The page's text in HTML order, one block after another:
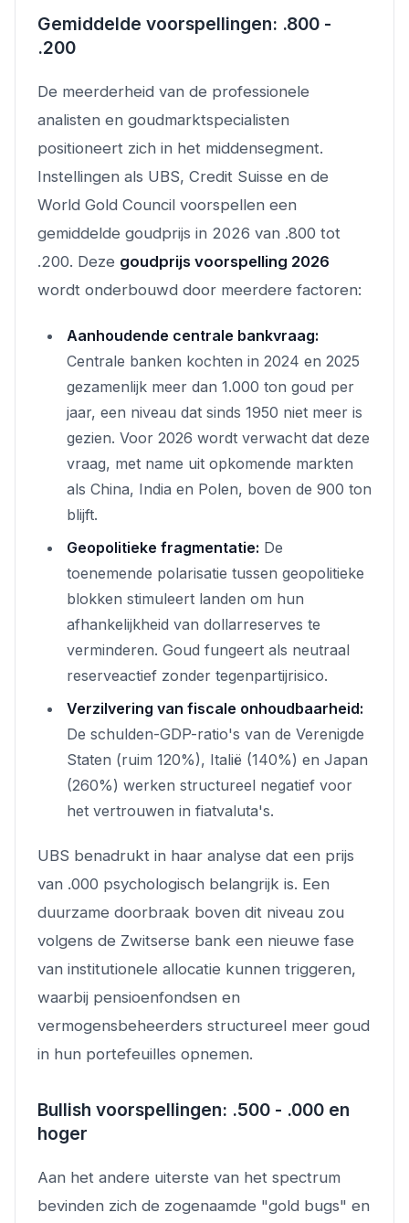
Gemiddelde voorspellingen: .800 -
.200
De meerderheid van de professionele
analisten en goudmarktspecialisten
positioneert zich in het middensegment.
Instellingen als UBS, Credit Suisse en de
World Gold Council voorspellen een
gemiddelde goudprijs in 2026 van .800 tot
.200. Deze goudprijs voorspelling 2026
wordt onderbouwd door meerdere factoren:
Aanhoudende centrale bankvraag:
Centrale banken kochten in 2024 en 2025
gezamenlijk meer dan 1.000 ton goud per
jaar, een niveau dat sinds 1950 niet meer is
gezien. Voor 2026 wordt verwacht dat deze
vraag, met name uit opkomende markten
als China, India en Polen, boven de 900 ton
blijft.
Geopolitieke fragmentatie: De
toenemende polarisatie tussen geopolitieke
blokken stimuleert landen om hun
afhankelijkheid van dollarreserves te
verminderen. Goud fungeert als neutraal
reserveactief zonder tegenpartijrisico.
Verzilvering van fiscale onhoudbaarheid:
De schulden-GDP-ratio's van de Verenigde
Staten (ruim 120%), Italië (140%) en Japan
(260%) werken structureel negatief voor
het vertrouwen in fiatvaluta's.
UBS benadrukt in haar analyse dat een prijs
van .000 psychologisch belangrijk is. Een
duurzame doorbraak boven dit niveau zou
volgens de Zwitserse bank een nieuwe fase
van institutionele allocatie kunnen triggeren,
waarbij pensioenfondsen en
vermogensbeheerders structureel meer goud
in hun portefeuilles opnemen.
Bullish voorspellingen: .500 - .000 en
hoger
Aan het andere uiterste van het spectrum
bevinden zich de zogenaamde "gold bugs" en